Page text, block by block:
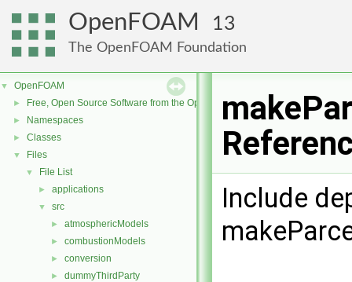
OpenFOAM 13
The OpenFOAM Foundation
▼ OpenFOAM
► Free, Open Source Software from the OpenFOAM Foundation
► Namespaces
► Classes
▼ Files
▼ File List
► applications
▼ src
► atmosphericModels
► combustionModels
► conversion
► dummyThirdParty
Include